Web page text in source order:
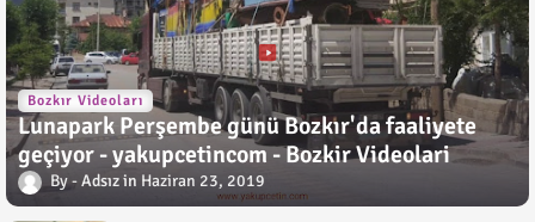
Bozkır Videoları
Lunapark Perşembe günü Bozkır'da faaliyete
geçiyor - yakupcetincom - Bozkir Videolari
Adsız Haziran 23, 2019